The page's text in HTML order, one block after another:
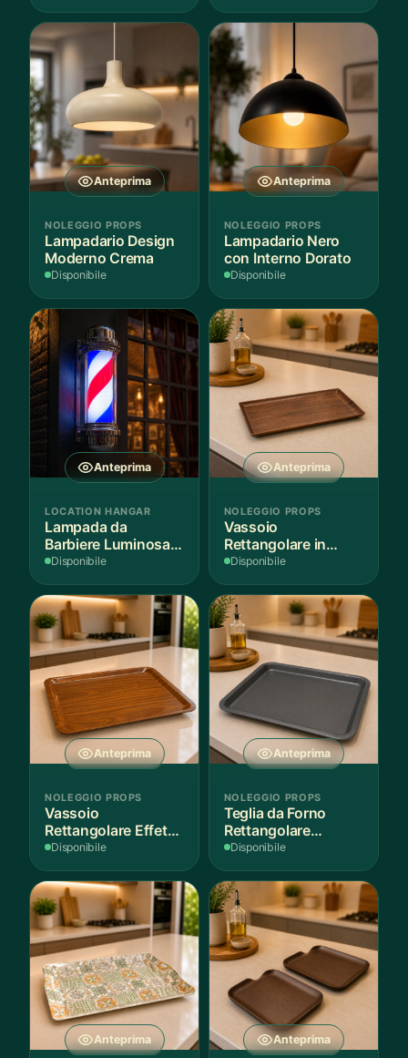
Anteprima
NOLEGGIO PROPS
Lampadario Design
Moderno Crema
Disponibile
Anteprima
NOLEGGIO PROPS
Lampadario Nero
con Interno Dorato
Disponibile
Anteprima
LOCATION HANGAR
Lampada da
Barbiere Luminosa
Rotante
Disponibile
Anteprima
NOLEGGIO PROPS
Vassoio
Rettangolare in
Legno Scuro
Disponibile
Anteprima
NOLEGGIO PROPS
Vassoio
Rettangolare Effetto
Legno
Disponibile
Anteprima
NOLEGGIO PROPS
Teglia da Forno
Rettangolare
Antiaderente
Disponibile
Anteprima Anteprima